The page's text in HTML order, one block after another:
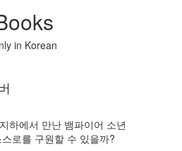
in Korean
하에서 만난 뱀파이어 소년
로를 구원할 수 있을까?